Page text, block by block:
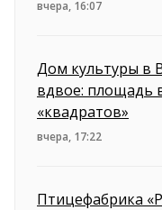
вчера, 16:07
Дом культуры в
вдвое: площадь
«квадратов»
вчера, 17:22
Птицефабрика